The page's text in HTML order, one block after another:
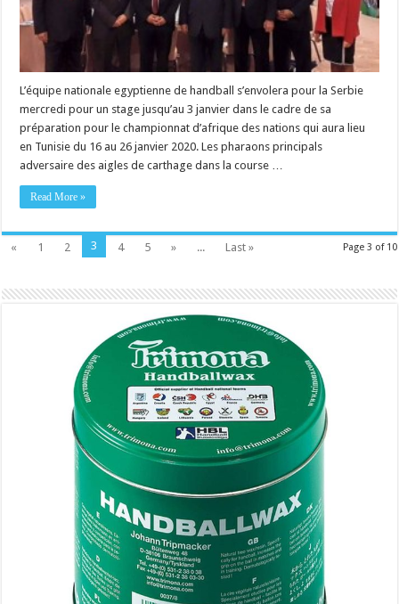
L’équipe nationale egyptienne de handball s’envolera pour la Serbie
mercredi pour un stage jusqu’au 3 janvier dans le cadre de sa
préparation pour le championnat d’afrique des nations qui aura lieu
en Tunisie du 16 au 26 janvier 2020. Les pharaons principals
adversaire des aigles de carthage dans la course …
Read More »
Page 3 of 10
« 1 2 3 4 5 » ... Last »